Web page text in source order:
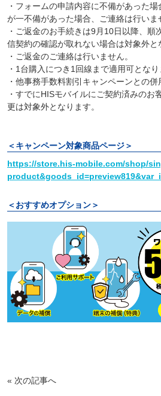
・フォームの申請内容に不備があった
が一不備があった場合、ご連絡は行いま
・ご返金のお手続きは9月10日以降、順
信契約の確認が取れない場合は対象外と
・ご返金のご連絡は行いません。
・1台購入につき1回線まで適用可となり
・他事務手数料割引キャンペーンとの併
・すでにHISモバイルにご契約済みのお
更は対象外となります。
＜キャンペーン対象商品ページ＞
https://store.his-mobile.com/shop/
＜おすすめオプション＞
« 次の記事へ